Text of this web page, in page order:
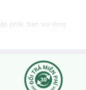
phải, bạn vui lòng
trợ sớm nhất nhé